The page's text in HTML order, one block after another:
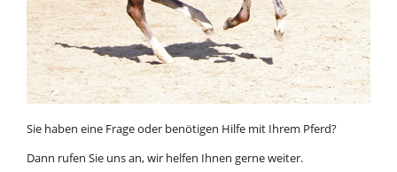
Sie haben eine Frage oder benötigen Hilfe mit Ihrem Pferd?
Dann rufen Sie uns an, wir helfen Ihnen gerne weiter.